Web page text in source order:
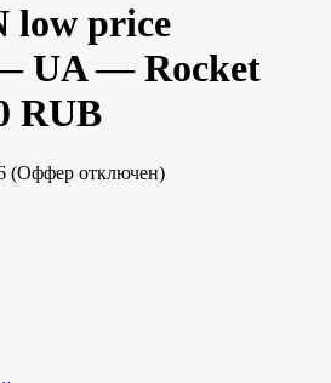
low price
UA — Rocket
RUB
(Оффер отключен)